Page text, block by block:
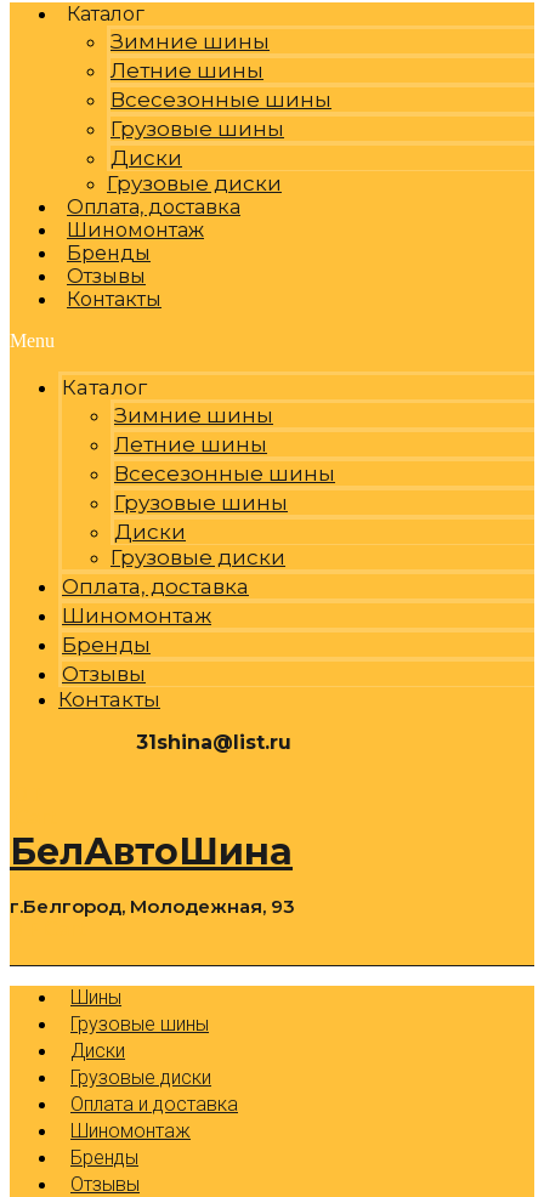
Каталог
Зимние шины
Летние шины
Всесезонные шины
Грузовые шины
Диски
Грузовые диски
Оплата, доставка
Шиномонтаж
Бренды
Отзывы
Контакты
Menu
Каталог
Зимние шины
Летние шины
Всесезонные шины
Грузовые шины
Диски
Грузовые диски
Оплата, доставка
Шиномонтаж
Бренды
Отзывы
Контакты
31shina@list.ru
БелАвтоШина
г.Белгород, Молодежная, 93
Шины
Грузовые шины
Диски
Грузовые диски
Оплата и доставка
Шиномонтаж
Бренды
Отзывы